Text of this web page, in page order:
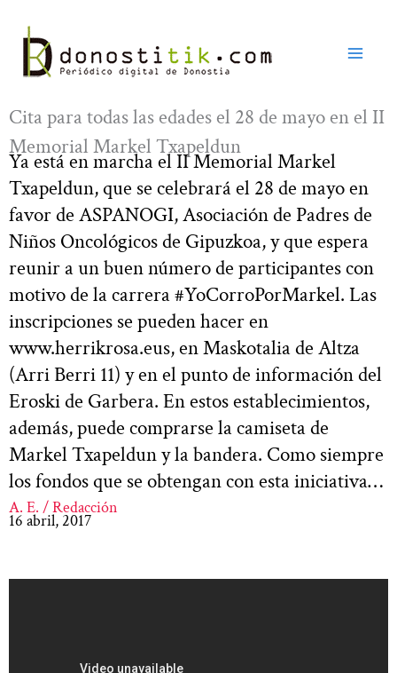
contenido
Cita para todas las edades el 28 de mayo en el II
Memorial Markel Txapeldun
Ya está en marcha el II Memorial Markel
Txapeldun, que se celebrará el 28 de mayo en
favor de ASPANOGI, Asociación de Padres de
Niños Oncológicos de Gipuzkoa, y que espera
reunir a un buen número de participantes con
motivo de la carrera #YoCorroPorMarkel. Las
inscripciones se pueden hacer en
www.herrikrosa.eus, en Maskotalia de Altza
(Arri Berri 11) y en el punto de información del
Eroski de Garbera. En estos establecimientos,
además, puede comprarse la camiseta de
Markel Txapeldun y la bandera. Como siempre
los fondos que se obtengan con esta iniciativa…
A. E. / Redacción
16 abril, 2017